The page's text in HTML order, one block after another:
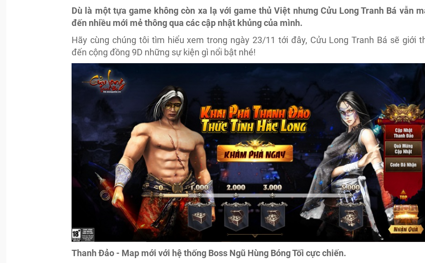
Dù là một tựa game không còn xa lạ với game thủ Việt nhưng Cửu Long Tranh Bá vẫn
đến nhiều mới mẻ thông qua các cập nhật khủng của mình.
Hãy cùng chúng tôi tìm hiểu xem trong ngày 23/11 tới đây, Cửu Long Tranh Bá sẽ giới
đến cộng đồng 9D những sự kiện gì nổi bật nhé!
Thanh Đảo - Map mới với hệ thống Boss Ngũ Hùng Bóng Tối cực chiến.